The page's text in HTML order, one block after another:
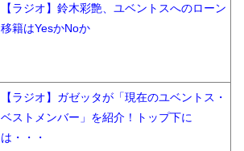
【ラジオ】鈴木彩艶、ユベントスへのローン
移籍はYesかNoか
【ラジオ】ガゼッタが「現在のユベントス・
ベストメンバー」を紹介！トップ下に
は・・・